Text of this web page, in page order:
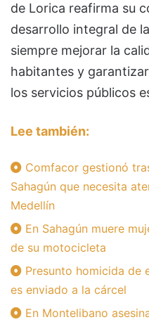
de Lorica reafirma su
desarrollo integral de
siempre mejorar la
habitantes y
los servicios públicos
Lee también:
Comfacor gestionó
Sahagún que necesita
Medellín
En Sahagún muere
de su motocicleta
Presunto homicida de
es enviado a la cárcel
En Montelibano